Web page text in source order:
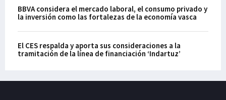
BBVA considera el mercado laboral, el consumo privado y
la inversión como las fortalezas de la economía vasca
El CES respalda y aporta sus consideraciones a la
tramitación de la línea de financiación ‘Indartuz’